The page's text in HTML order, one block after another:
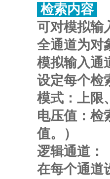
检索内容
可对模拟输
全通道为对
模拟输入通
设定每个检
模式：上限
电压值：检
值。）
逻辑通道：
在每个通道